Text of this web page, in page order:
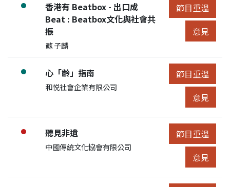
●
展開節目詳細
節目:
香港有 Beatbox - 出口成
Beat : Beatbox文化與社會共
振
申請人/團體:
蘇 子麟
節目重溫
節目重溫
節目意見
意見
●
展開節目詳細
節目:
心「齡」指南
申請人/團體:
和悦社會企業有限公司
節目重溫
節目重溫
節目意見
意見
●
展開節目詳細
節目:
聽見非遺
申請人/團體:
中國傳統文化協會有限公司
節目重溫
節目重溫
節目意見
意見